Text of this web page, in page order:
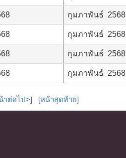
กุมภาพันธ์ 2568
กุมภาพันธ์ 2568
กุมภาพันธ์ 2568
กุมภาพันธ์ 2568
าต่อไป>] [หน้าสุดท้าย]